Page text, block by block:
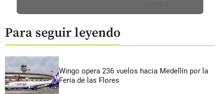
Para seguir leyendo
Wingo opera 236 vuelos hacia Medellín por la
Feria de las Flores